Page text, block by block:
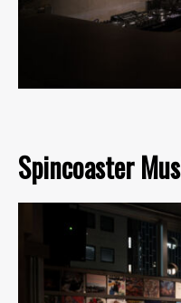
Spincoaster